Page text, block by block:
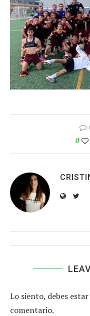
0
Lo siento, debes estar
comentario.